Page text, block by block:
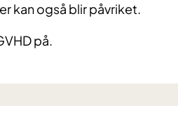
kan også blir påvriket.
på.